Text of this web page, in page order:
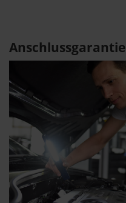
Anschlussgarantie